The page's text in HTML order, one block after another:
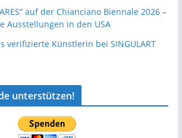
auf der Chianciano Biennale 2026 –
Ausstellungen in den USA
verifizierte Künstlerin bei SINGULART
unterstützen!